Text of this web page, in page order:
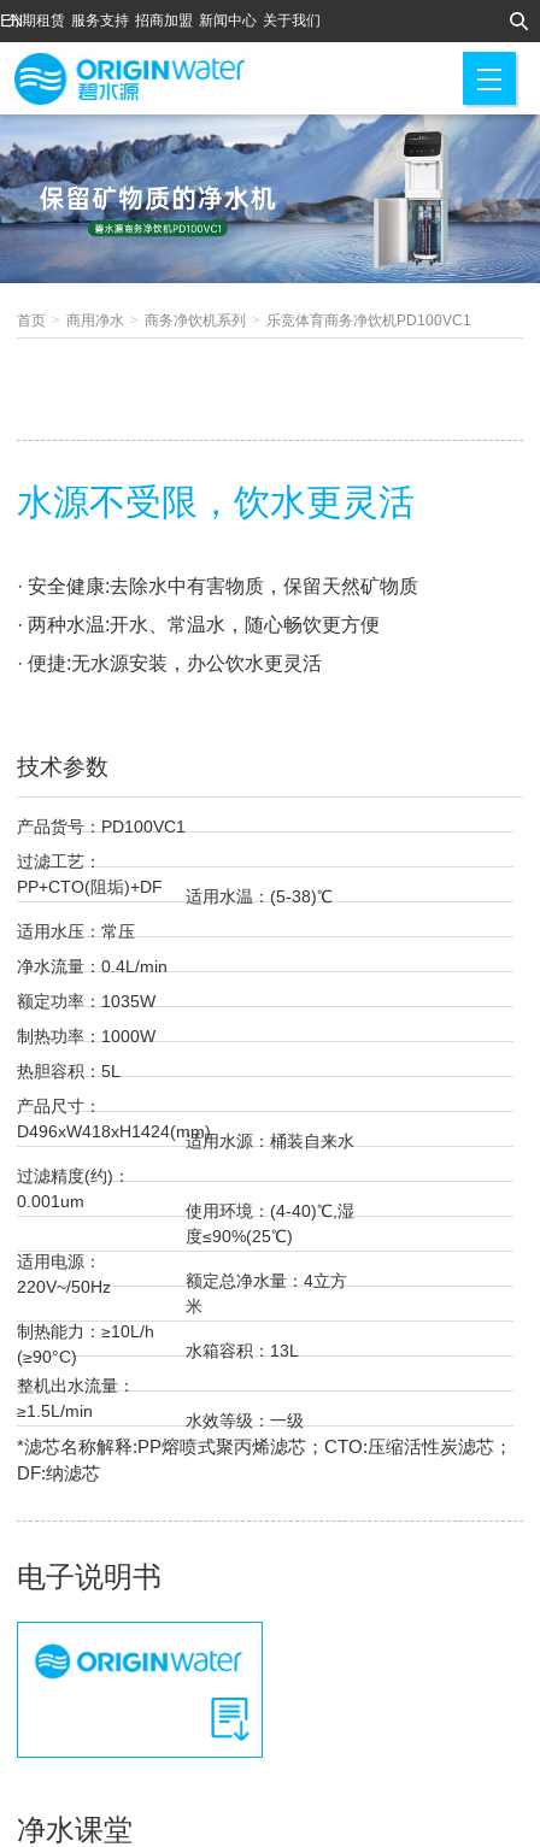
EN
分期租赁 服务支持 招商加盟 新闻中心 关于我们
首页 > 商用净水 > 商务净饮机系列 > 乐竞体育商务净饮机PD100VC1
水源不受限，饮水更灵活
· 安全健康:去除水中有害物质，保留天然矿物质
· 两种水温:开水、常温水，随心畅饮更方便
· 便捷:无水源安装，办公饮水更灵活
技术参数
产品货号：PD100VC1
过滤工艺：
PP+CTO(阻垢)+DF
适用水温：(5-38)℃
适用水压：常压
净水流量：0.4L/min
额定功率：1035W
制热功率：1000W
热胆容积：5L
产品尺寸：
D496xW418xH1424(mm)适用水源：桶装自来水
过滤精度(约)：
0.001um
使用环境：(4-40)℃,湿
度≤90%(25℃)
适用电源：
220V~/50Hz
额定总净水量：4立方
米
制热能力：≥10L/h
(≥90°C)
水箱容积：13L
整机出水流量：
≥1.5L/min
水效等级：一级
*滤芯名称解释:PP熔喷式聚丙烯滤芯；CTO:压缩活性炭滤芯；
DF:纳滤芯
电子说明书
净水课堂